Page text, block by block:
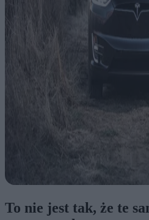
To nie jest tak, że te